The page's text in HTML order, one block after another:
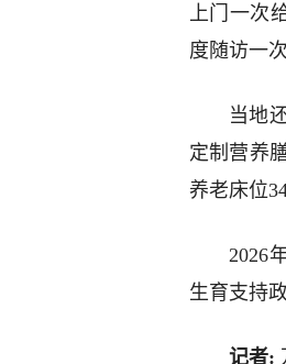
上门一次
度随访一
当地
定制营养
养老床位
2026
生育支持
记者: